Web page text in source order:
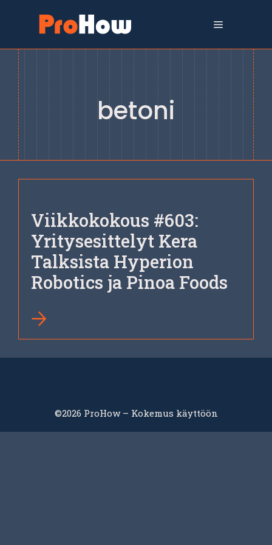
sisältöön
Valikko
betoni
Viikkokokous #603:
Yritysesittelyt Kera
Talksista Hyperion
Robotics ja Pinoa Foods
©2026 ProHow – Kokemus käyttöön